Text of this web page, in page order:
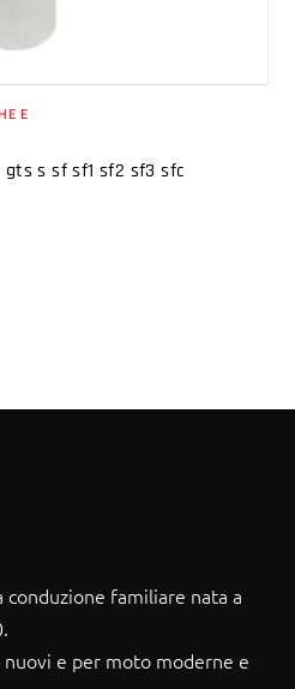
E
gts s sf sf1 sf2 sf3 sfc
conduzione familiare nata a
e per moto moderne e